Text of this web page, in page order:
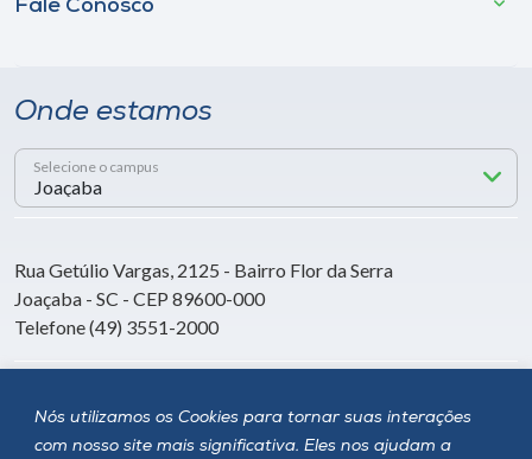
Nós utilizamos os Cookies para tornar suas interações
com nosso site mais significativa. Eles nos ajudam a
Fale Conosco
Onde estamos
Selecione o campus
Rua Getúlio Vargas, 2125 - Bairro Flor da Serra
Joaçaba - SC - CEP 89600-000
Telefone (49) 3551-2000
Siga a Unoesc